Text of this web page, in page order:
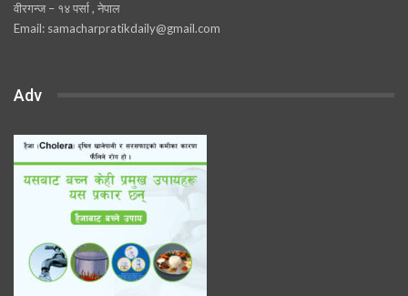
वीरगन्ज – १४ पर्सा , नेपाल
Email: samacharpratikdaily@gmail.com
Adv